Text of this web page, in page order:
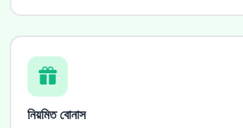
নিয়মিত বোনাস